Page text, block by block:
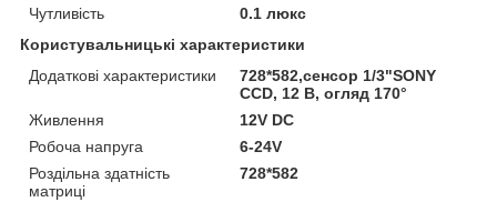
Чутливість
0.1 люкс
Користувальницькі характеристики
Додаткові характеристики
728*582,сенсор 1/3"SONY
CCD, 12 В, огляд 170°
Живлення
12V DC
Робоча напруга
6-24V
Роздільна здатність
матриці
728*582